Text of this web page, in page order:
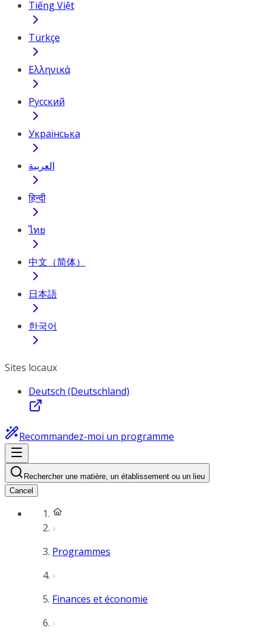
Tiếng Việt
Türkçe
Ελληνικά
Русский
Українська
العربية
हिन्दी
ไทย
中文（简体）
日本語
한국어
Sites locaux
Deutsch (Deutschland)
Recommandez-moi un programme
Rechercher une matière, un établissement ou un lieu
Cancel
Programmes
Finances et économie